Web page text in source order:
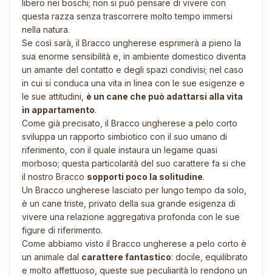
libero nei boschi; non si può pensare di vivere con
questa razza senza trascorrere molto tempo immersi
nella natura.
Se così sarà, il Bracco ungherese esprimerà a pieno la
sua enorme sensibilità e, in ambiente domestico diventa
un amante del contatto e degli spazi condivisi; nel caso
in cui si conduca una vita in linea con le sue esigenze e
le sue attitudini, è un cane che può adattarsi alla vita
in appartamento.
Come già precisato, il Bracco ungherese a pelo corto
sviluppa un rapporto simbiotico con il suo umano di
riferimento, con il quale instaura un legame quasi
morboso; questa particolarità del suo carattere fa si che
il nostro Bracco sopporti poco la solitudine.
Un Bracco ungherese lasciato per lungo tempo da solo,
è un cane triste, privato della sua grande esigenza di
vivere una relazione aggregativa profonda con le sue
figure di riferimento.
Come abbiamo visto il Bracco ungherese a pelo corto è
un animale dal carattere fantastico: docile, equilibrato
e molto affettuoso, queste sue peculiarità lo rendono un